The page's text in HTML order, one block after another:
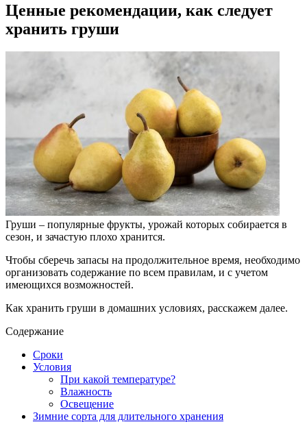
Ценные рекомендации, как следует
хранить груши
Груши – популярные фрукты, урожай которых собирается в
сезон, и зачастую плохо хранится.
Чтобы сберечь запасы на продолжительное время, необходимо
организовать содержание по всем правилам, и с учетом
имеющихся возможностей.
Как хранить груши в домашних условиях, расскажем далее.
Содержание
Сроки
Условия
При какой температуре?
Влажность
Освещение
Зимние сорта для длительного хранения